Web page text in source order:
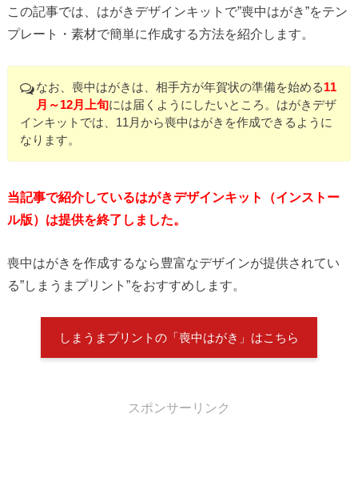
この記事では、はがきデザインキットで”喪中はがき”をテン
プレート・素材で簡単に作成する方法を紹介します。
なお、喪中はがきは、相手方が年賀状の準備を始める11
月～12月上旬には届くようにしたいところ。はがきデザ
インキットでは、11月から喪中はがきを作成できるように
なります。
当記事で紹介しているはがきデザインキット（インストー
ル版）は提供を終了しました。
喪中はがきを作成するなら豊富なデザインが提供されてい
る”しまうまプリント”をおすすめします。
しまうまプリントの「喪中はがき」はこちら
スポンサーリンク